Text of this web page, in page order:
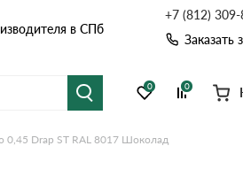
в СПб
+7 (812) 309-
Заказать
0 0
0,45 Drap ST RAL 8017 Шоколад